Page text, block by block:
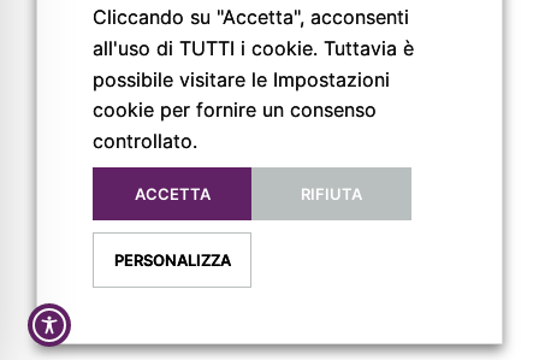
P. IVA: 02789840341
REA: PR-267093
AZIENDA
Cliccando su "Accetta", acconsenti
all'uso di TUTTI i cookie. Tuttavia è
possibile visitare le Impostazioni
cookie per fornire un consenso
controllato.
ACCETTA RIFIUTA
PERSONALIZZA